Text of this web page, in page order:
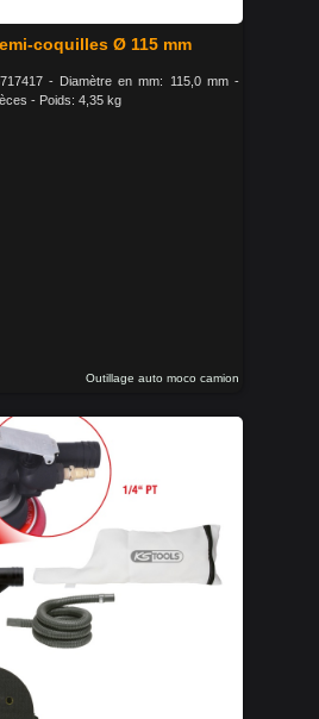
coquilles Ø 115 mm
- Diamètre en mm: 115,0 mm -
- Poids: 4,35 kg
Outillage auto moco camion